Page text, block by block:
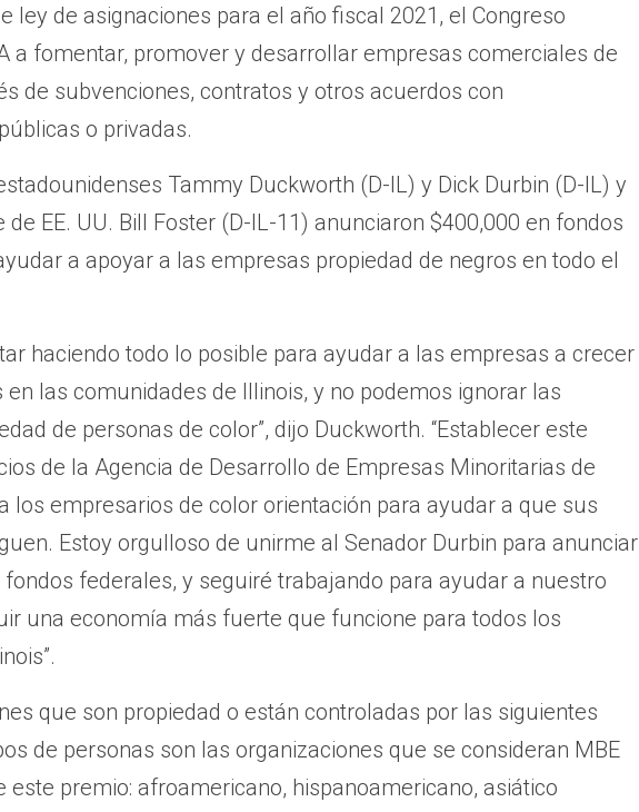
ley de asignaciones para el año fiscal 2021, el Congreso
a fomentar, promover y desarrollar empresas comerciales de
de subvenciones, contratos y otros acuerdos con
o privadas.
Tammy Duckworth (D-IL) y Dick Durbin (D-IL) y
EE. UU. Bill Foster (D-IL-11) anunciaron $400,000 en fondos
a apoyar a las empresas propiedad de negros en todo el
haciendo todo lo posible para ayudar a las empresas a crecer
las comunidades de Illinois, y no podemos ignorar las
de personas de color”, dijo Duckworth. “Establecer este
de la Agencia de Desarrollo de Empresas Minoritarias de
los empresarios de color orientación para ayudar a que sus
Estoy orgulloso de unirme al Senador Durbin para anunciar
federales, y seguiré trabajando para ayudar a nuestro
una economía más fuerte que funcione para todos los
que son propiedad o están controladas por las siguientes
de personas son las organizaciones que se consideran MBE
este premio: afroamericano, hispanoamericano, asiático